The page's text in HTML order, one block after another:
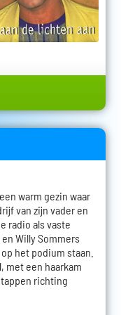
warm gezin waar
van zijn vader en
radio als vaste
Willy Sommers
het podium staan.
met een haarkam
richting